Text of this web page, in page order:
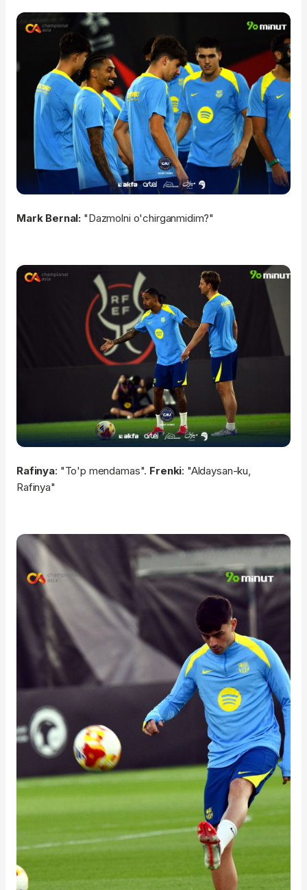
Mark Bernal: "Dazmolni o'chirganmidim?"
Rafinya: "To'p mendamas". Frenki: "Aldaysan-ku,
Rafinya"